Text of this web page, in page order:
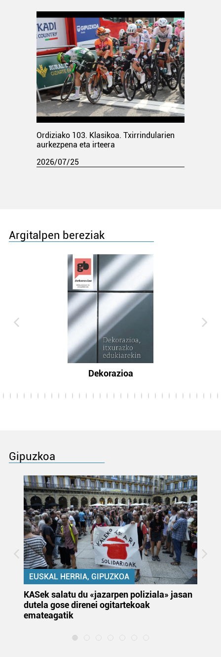
Ordiziako 103. Klasikoa. Txirrindularien
aurkezpena eta irteera
2026/07/25
Argitalpen bereziak
Dekorazioa
Gipuzkoa
EUSKAL HERRIA, GIPUZKOA
KASek salatu du «jazarpen poliziala» jasan
dutela gose direnei ogitartekoak
emateagatik